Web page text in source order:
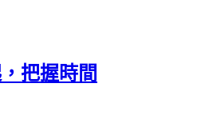
把握時間